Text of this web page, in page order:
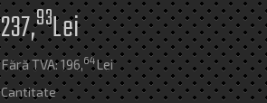
237,93Lei
Fără TVA: 196,64Lei
Cantitate